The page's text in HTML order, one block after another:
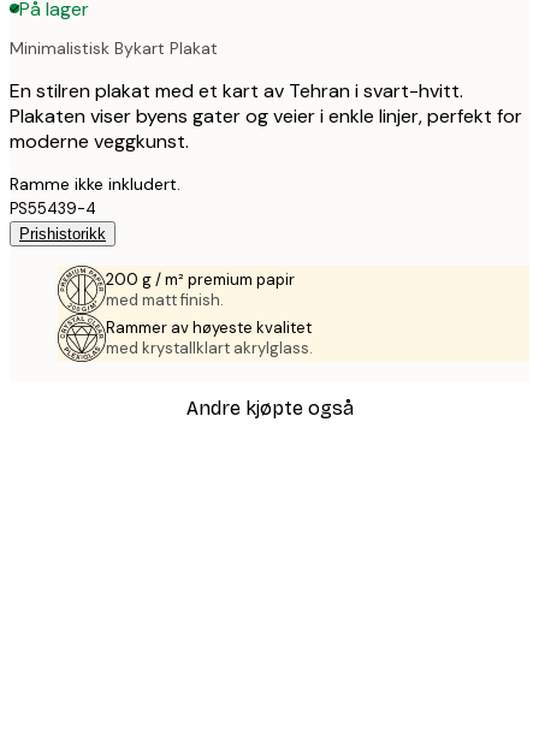
På lager
Minimalistisk Bykart Plakat
En stilren plakat med et kart av Tehran i svart-hvitt.
Plakaten viser byens gater og veier i enkle linjer, perfekt for
moderne veggkunst.
Ramme ikke inkludert.
PS55439-4
Prishistorikk
200 g / m² premium papir
med matt finish.
Rammer av høyeste kvalitet
med krystallklart akrylglass.
Andre kjøpte også